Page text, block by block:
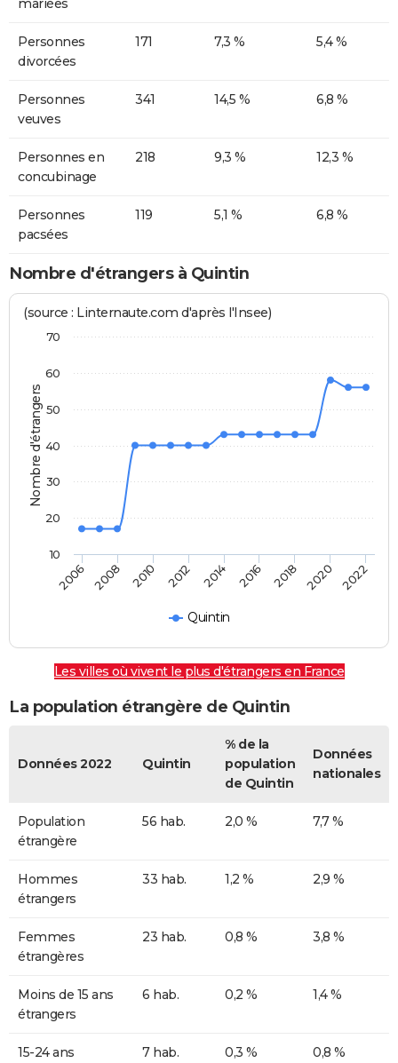
mariées
Personnes
divorcées
171 7,3 % 5,4 %
Personnes
veuves
341 14,5 % 6,8 %
Personnes en
concubinage
218 9,3 % 12,3 %
Personnes
pacsées
119 5,1 % 6,8 %
Nombre d'étrangers à Quintin
Nombre d'étrangers
(source : Linternaute.com d'après l'Insee)
Quintin
2006 2008 2010 2012 2014 2016 2018 2020 2022
10
20
30
40
50
60
70
Les villes où vivent le plus d'étrangers en France
La population étrangère de Quintin
Données 2022 Quintin
% de la
population
de Quintin
Données
nationales
Population
étrangère
56 hab. 2,0 % 7,7 %
Hommes
étrangers
33 hab. 1,2 % 2,9 %
Femmes
étrangères
23 hab. 0,8 % 3,8 %
Moins de 15 ans
étrangers
6 hab. 0,2 % 1,4 %
15-24 ans
7 hab. 0,3 % 0,8 %